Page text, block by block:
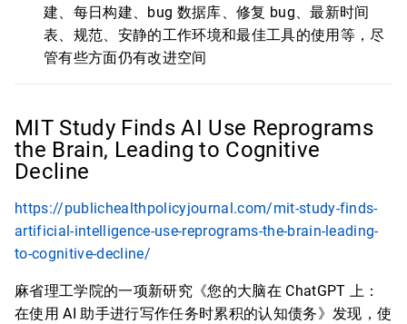
建、每日构建、bug 数据库、修复 bug、最新时间
表、规范、安静的工作环境和最佳工具的使用等，尽
管有些方面仍有改进空间
MIT Study Finds AI Use Reprograms
the Brain, Leading to Cognitive
Decline
https://publichealthpolicyjournal.com/mit-study-finds-
artificial-intelligence-use-reprograms-the-brain-leading-
to-cognitive-decline/
麻省理工学院的一项新研究《您的大脑在 ChatGPT 上：
在使用 AI 助手进行写作任务时累积的认知债务》发现，使